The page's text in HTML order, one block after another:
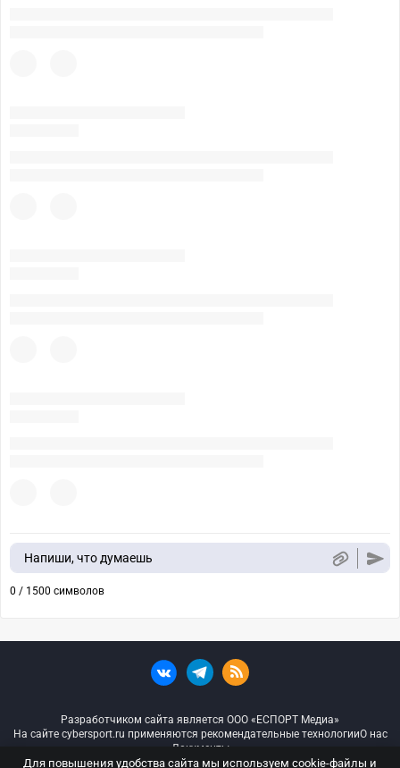
Напиши, что думаешь
0 / 1500 символов
Разработчиком сайта является ООО «ЕСПОРТ Медиа»
На сайте cybersport.ru применяются рекомендательные технологииО нас
Документы
Для повышения удобства сайта мы используем cookie-файлы и